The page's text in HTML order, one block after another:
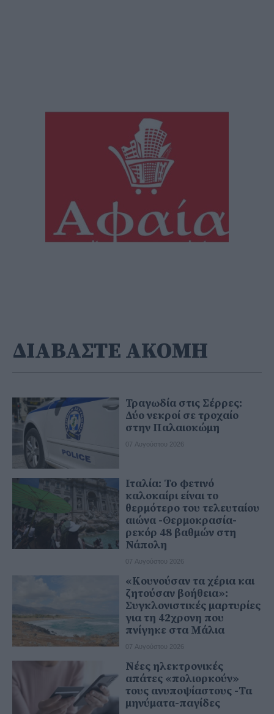
ΔΙΑΒΑΣΤΕ ΑΚΟΜΗ
Τραγωδία στις Σέρρες:
Δύο νεκροί σε τροχαίο
στην Παλαιοκώμη
07 Αυγούστου 2026
Ιταλία: To φετινό
καλοκαίρι είναι το
θερμότερο του τελευταίου
αιώνα -Θερμοκρασία-
ρεκόρ 48 βαθμών στη
Νάπολη
07 Αυγούστου 2026
«Κουνούσαν τα χέρια και
ζητούσαν βοήθεια»:
Συγκλονιστικές μαρτυρίες
για τη 42χρονη που
πνίγηκε στα Μάλια
07 Αυγούστου 2026
Νέες ηλεκτρονικές
απάτες «πολιορκούν»
τους ανυποψίαστους -Τα
μηνύματα-παγίδες